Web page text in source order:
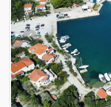
Previous